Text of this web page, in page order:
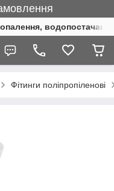
водопостачання
Фітинги поліпропіленові